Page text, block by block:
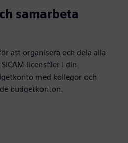
samarbeta
att organisera och dela alla
SICAM-licensfiler i din
med kollegor och
budgetkonton.